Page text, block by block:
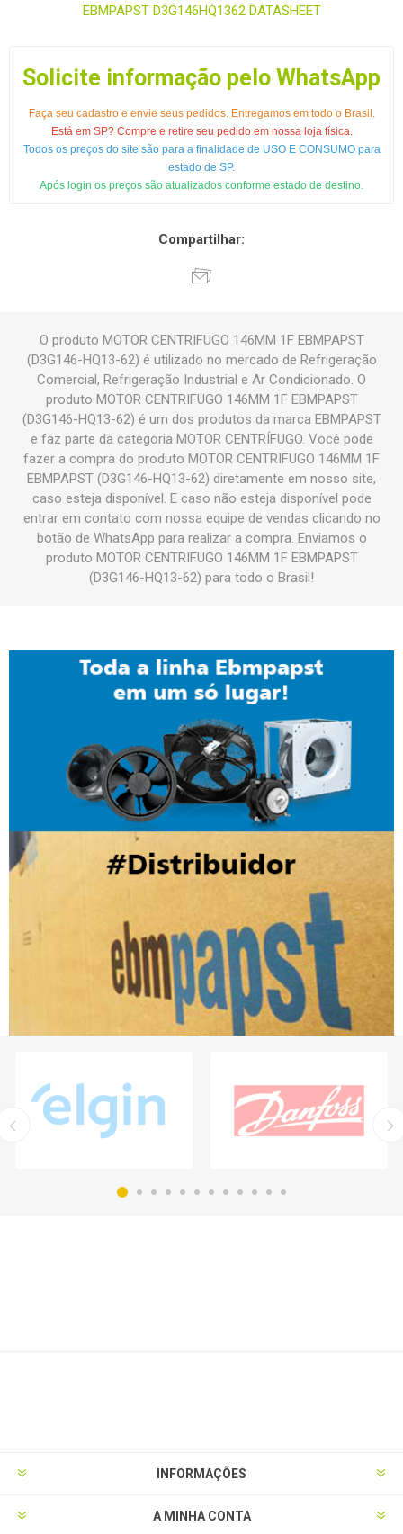
EBMPAPST D3G146HQ1362 DATASHEET
Solicite informação pelo WhatsApp
Faça seu cadastro e envie seus pedidos. Entregamos em todo o Brasil.
Está em SP? Compre e retire seu pedido em nossa loja física.
Todos os preços do site são para a finalidade de USO E CONSUMO para
estado de SP.
Após login os preços são atualizados conforme estado de destino.
Compartilhar:
O produto MOTOR CENTRIFUGO 146MM 1F EBMPAPST
(D3G146-HQ13-62) é utilizado no mercado de Refrigeração
Comercial, Refrigeração Industrial e Ar Condicionado. O
produto MOTOR CENTRIFUGO 146MM 1F EBMPAPST
(D3G146-HQ13-62) é um dos produtos da marca EBMPAPST
e faz parte da categoria MOTOR CENTRÍFUGO. Você pode
fazer a compra do produto MOTOR CENTRIFUGO 146MM 1F
EBMPAPST (D3G146-HQ13-62) diretamente em nosso site,
caso esteja disponível. E caso não esteja disponível pode
entrar em contato com nossa equipe de vendas clicando no
botão de WhatsApp para realizar a compra. Enviamos o
produto MOTOR CENTRIFUGO 146MM 1F EBMPAPST
(D3G146-HQ13-62) para todo o Brasil!
INFORMAÇÕES
A MINHA CONTA